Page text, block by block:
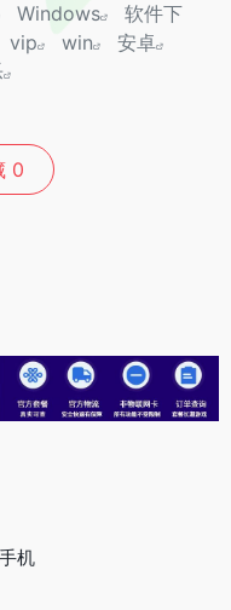
Windows
软件下
vip win
安卓
0
机